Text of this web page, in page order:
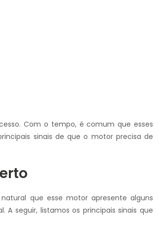
Com o tempo, é comum que esses
sinais de que o motor precisa de
que esse motor apresente alguns
seguir, listamos os principais sinais que